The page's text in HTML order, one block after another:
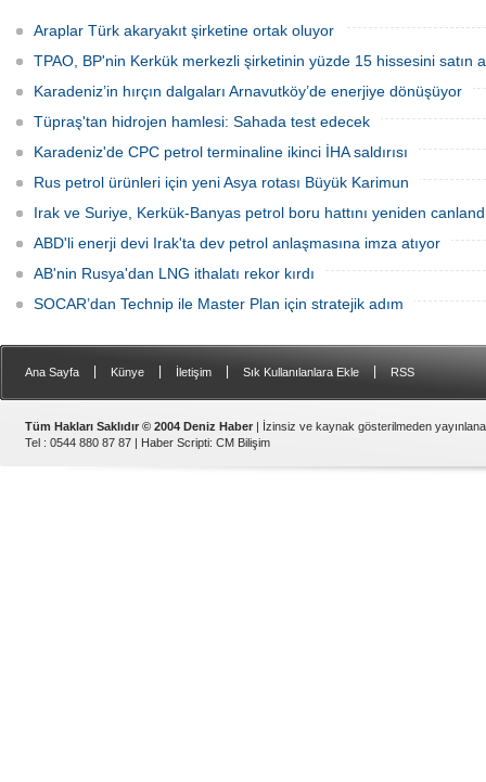
nazım ve uygulama imar planı
değişiklikleri Çevre, Şehircilik ve İklim
Değişikliği Bakanlığı tarafından
Araplar Türk akaryakıt şirketine ortak oluyor
TPAO, BP'nin Kerkük merkezli şirketinin yüzde 15 hissesini satın
Karadeniz’in hırçın dalgaları Arnavutköy’de enerjiye dönüşüyor
Tüpraş'tan hidrojen hamlesi: Sahada test edecek
Karadeniz'de CPC petrol terminaline ikinci İHA saldırısı
Rus petrol ürünleri için yeni Asya rotası Büyük Karimun
Irak ve Suriye, Kerkük-Banyas petrol boru hattını yeniden
ABD'li enerji devi Irak'ta dev petrol anlaşmasına imza atıyor
AB'nin Rusya'dan LNG ithalatı rekor kırdı
SOCAR’dan Technip ile Master Plan için stratejik adım
Ana Sayfa Künye İletişim Sık Kullanılanlara Ekle RSS
Tüm Hakları Saklıdır © 2004 Deniz Haber | İzinsiz ve kaynak gösterilmeden
Tel : 0544 880 87 87 | Haber Scripti: CM Bilişim